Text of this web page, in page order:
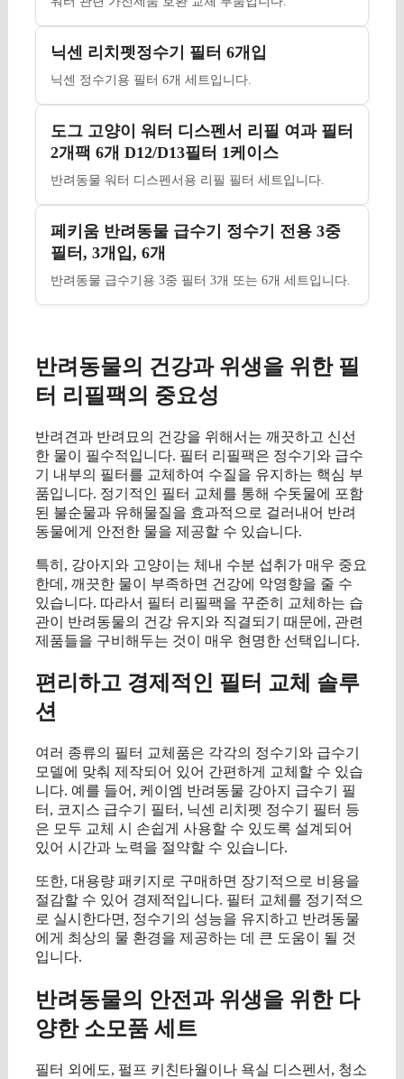
닉센 리치펫정수기 필터 6개입
닉센 정수기용 필터 6개 세트입니다.
도그 고양이 워터 디스펜서 리필 여과 필터
2개팩 6개 D12/D13필터 1케이스
반려동물 워터 디스펜서용 리필 필터 세트입니다.
페키움 반려동물 급수기 정수기 전용 3중
필터, 3개입, 6개
반려동물 급수기용 3중 필터 3개 또는 6개 세트입니다.
반려동물의 건강과 위생을 위한 필
터 리필팩의 중요성
반려견과 반려묘의 건강을 위해서는 깨끗하고 신선
한 물이 필수적입니다. 필터 리필팩은 정수기와 급수
기 내부의 필터를 교체하여 수질을 유지하는 핵심 부
품입니다. 정기적인 필터 교체를 통해 수돗물에 포함
된 불순물과 유해물질을 효과적으로 걸러내어 반려
동물에게 안전한 물을 제공할 수 있습니다.
특히, 강아지와 고양이는 체내 수분 섭취가 매우 중요
한데, 깨끗한 물이 부족하면 건강에 악영향을 줄 수
있습니다. 따라서 필터 리필팩을 꾸준히 교체하는 습
관이 반려동물의 건강 유지와 직결되기 때문에, 관련
제품들을 구비해두는 것이 매우 현명한 선택입니다.
편리하고 경제적인 필터 교체 솔루
션
여러 종류의 필터 교체품은 각각의 정수기와 급수기
모델에 맞춰 제작되어 있어 간편하게 교체할 수 있습
니다. 예를 들어, 케이엠 반려동물 강아지 급수기 필
터, 코지스 급수기 필터, 닉센 리치펫 정수기 필터 등
은 모두 교체 시 손쉽게 사용할 수 있도록 설계되어
있어 시간과 노력을 절약할 수 있습니다.
또한, 대용량 패키지로 구매하면 장기적으로 비용을
절감할 수 있어 경제적입니다. 필터 교체를 정기적으
로 실시한다면, 정수기의 성능을 유지하고 반려동물
에게 최상의 물 환경을 제공하는 데 큰 도움이 될 것
입니다.
반려동물의 안전과 위생을 위한 다
양한 소모품 세트
필터 외에도, 펄프 키친타월이나 욕실 디스펜서, 청소